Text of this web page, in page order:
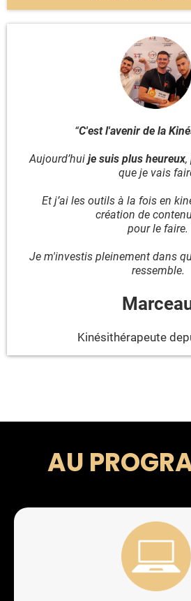
“C'est l'avenir de la
Aujourd’hui je suis plus heureux,
que je vais
Et j’ai les outils à la fois en
création de
pour le faire.
Je m'investis pleinement dans
ressemble.
Kinésithérapeute
AU